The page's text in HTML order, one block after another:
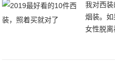
我对西
烟装。
女性脱
Saint